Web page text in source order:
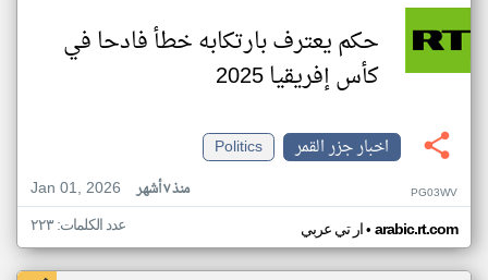
حكم يعترف بارتكابه خطأ فادحا في
كأس إفريقيا 2025
اخبار جزر القمر
Politics
Jan 01, 2026
منذ ٧ أشهر PG03WV
ار تي عربي• arabic.rt.com عدد الكلمات: ٢٢٣